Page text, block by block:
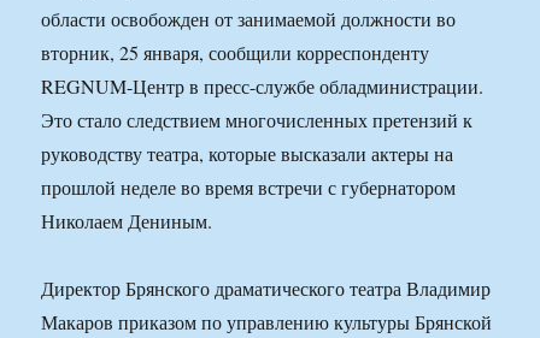
области освобожден от занимаемой должности во
вторник, 25 января, сообщили корреспонденту
REGNUM-Центр в пресс-службе обладминистрации.
Это стало следствием многочисленных претензий к
руководству театра, которые высказали актеры на
прошлой неделе во время встречи с губернатором
Николаем Дениным.
Директор Брянского драматического театра Владимир
Макаров приказом по управлению культуры Брянской